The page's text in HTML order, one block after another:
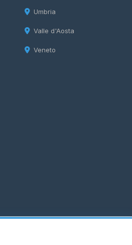
Umbria
Valle d'Aosta
Veneto